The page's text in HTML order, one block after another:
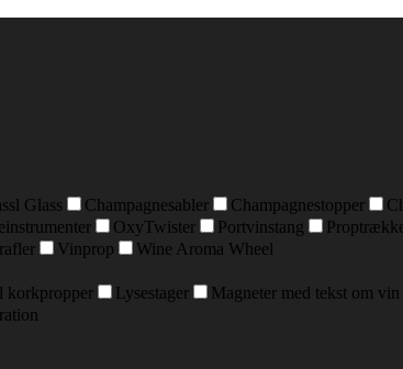
Glass Champagnesabler Champagnestopper
OxyTwister Portvinstang
Vinprop
Wine Aroma Wheel
korkpropper Lysestager Magneter med tekst om vin